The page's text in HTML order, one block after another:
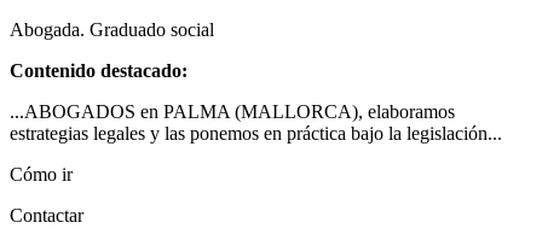
Abogada. Graduado social
Contenido destacado:
...ABOGADOS en PALMA (MALLORCA), elaboramos
estrategias legales y las ponemos en práctica bajo la legislación...
Cómo ir
Contactar